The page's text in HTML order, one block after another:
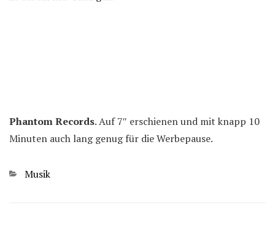
Phantom Records. Auf 7″ erschienen und mit knapp 10
Minuten auch lang genug für die Werbepause.
Kategorien
Musik